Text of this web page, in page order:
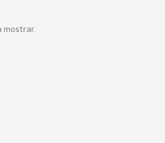
mostrar.